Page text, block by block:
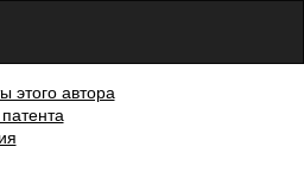
этого автора